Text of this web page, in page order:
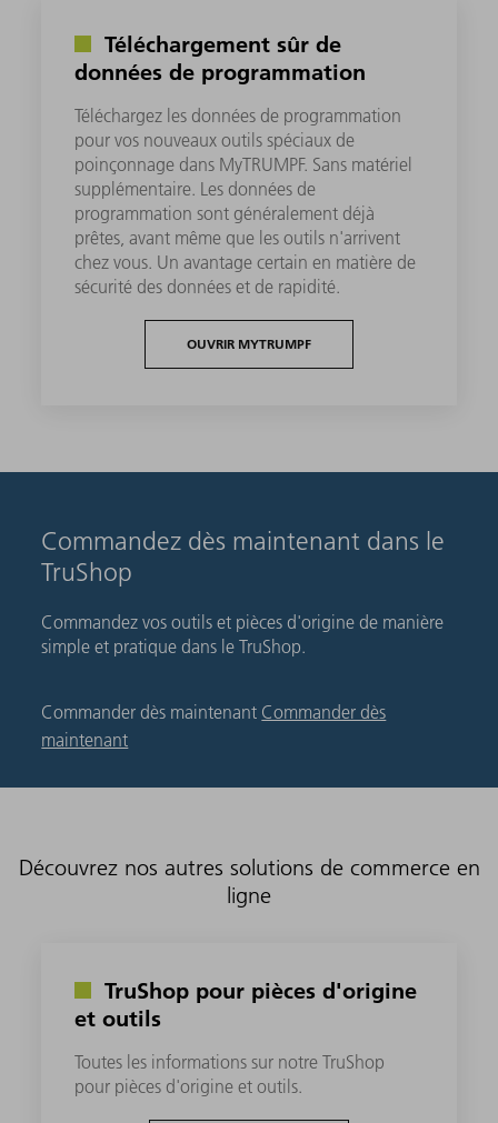
Téléchargement sûr de
données de programmation
Téléchargez les données de programmation
pour vos nouveaux outils spéciaux de
poinçonnage dans MyTRUMPF. Sans matériel
supplémentaire. Les données de
programmation sont généralement déjà
prêtes, avant même que les outils n'arrivent
chez vous. Un avantage certain en matière de
sécurité des données et de rapidité.
OUVRIR MYTRUMPF
Commandez dès maintenant dans le
TruShop
Commandez vos outils et pièces d'origine de manière
simple et pratique dans le TruShop.
Commander dès maintenant Commander dès
maintenant
Découvrez nos autres solutions de commerce en
ligne
TruShop pour pièces d'origine
et outils
Toutes les informations sur notre TruShop
pour pièces d'origine et outils.